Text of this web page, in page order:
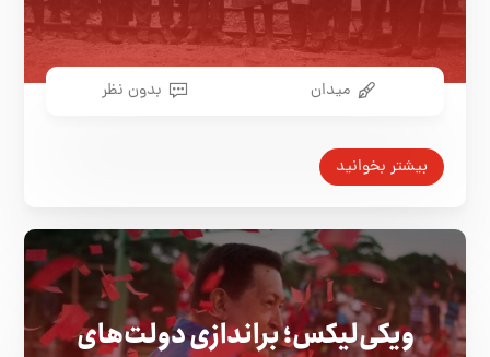
میدان بدون نظر
بیشتر بخوانید
ویکی‌لیکس؛ براندازی دولت‌های